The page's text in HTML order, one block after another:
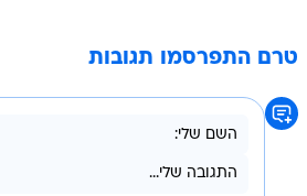
טרם התפרסמו תגובות